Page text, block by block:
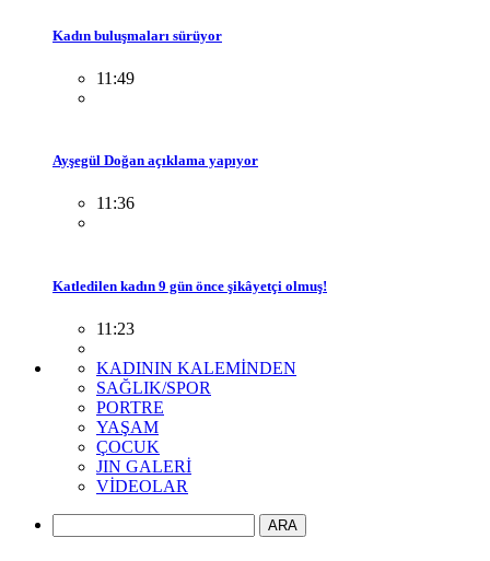
Kadın buluşmaları sürüyor
11:49
Ayşegül Doğan açıklama yapıyor
11:36
Katledilen kadın 9 gün önce şikâyetçi olmuş!
11:23
KADININ KALEMİNDEN
SAĞLIK/SPOR
PORTRE
YAŞAM
ÇOCUK
JIN GALERİ
VİDEOLAR
ARA